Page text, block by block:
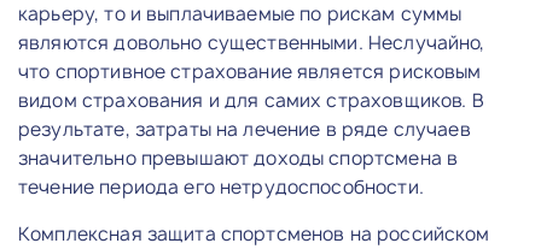
карьеру, то и выплачиваемые по рискам суммы
являются довольно существенными. Неслучайно,
что спортивное страхование является рисковым
видом страхования и для самих страховщиков. В
результате, затраты на лечение в ряде случаев
значительно превышают доходы спортсмена в
течение периода его нетрудоспособности.
Комплексная защита спортсменов на российском